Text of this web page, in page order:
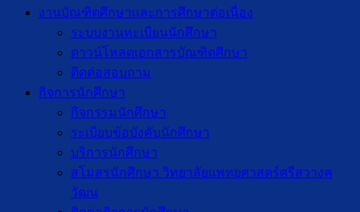
งานบัณฑิตศึกษาเเละการศึกษาต่อเนื่อง
ระบบงานทะเบียนนักศึกษา
ดาวน์โหลดเอกสารบัณฑิตศึกษา
ติดต่อสอบถาม
กิจการนักศึกษา
กิจกรรมนักศึกษา
ระเบียบข้อบังคับนักศึกษา
บริการนักศึกษา
สโมสรนักศึกษา วิทยาลัยแพทยศาสตร์ศรีสวางค
วัฒน